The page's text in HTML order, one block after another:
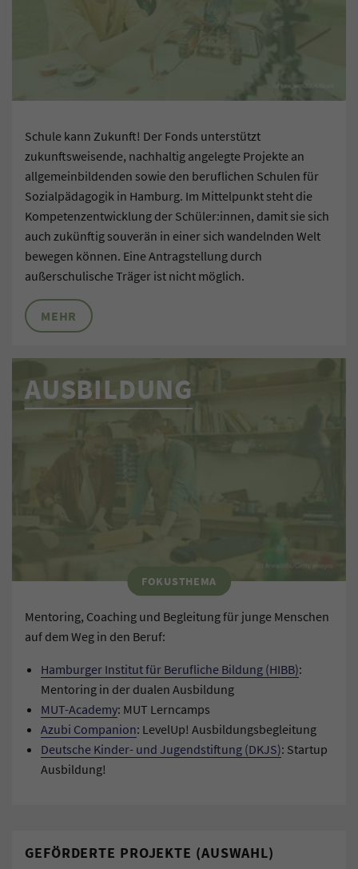
Schule kann Zukunft! Der Fonds unterstützt
zukunftsweisende, nachhaltig angelegte Projekte an
allgemeinbildenden sowie den beruflichen Schulen für
Sozialpädagogik in Hamburg. Im Mittelpunkt steht die
Kompetenzentwicklung der Schüler:innen, damit sie sich
auch zukünftig souverän in einer sich wandelnden Welt
bewegen können. Eine Antragstellung durch
außerschulische Träger ist nicht möglich.
MEHR
FOKUSTHEMA
AUSBILDUNG
Mentoring, Coaching und Begleitung für junge Menschen
auf dem Weg in den Beruf:
Hamburger Institut für Berufliche Bildung (HIBB):
Mentoring in der dualen Ausbildung
MUT-Academy: MUT Lerncamps
Azubi Companion: LevelUp! Ausbildungsbegleitung
Deutsche Kinder- und Jugendstiftung (DKJS): Startup
Ausbildung!
GEFÖRDERTE PROJEKTE (AUSWAHL)